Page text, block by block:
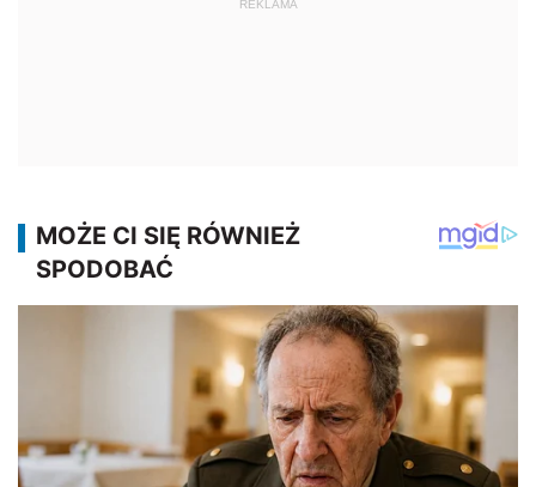
REKLAMA